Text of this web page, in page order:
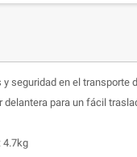
seguridad en el transporte
delantera para un fácil
4.7kg